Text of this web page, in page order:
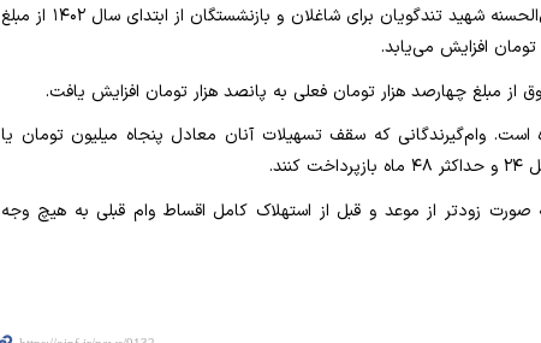
براساس این گزارش، سقف تسهیلات صندوق قرض‌الحسنه شهید تندگویان برای شاغلان و بازنشستگان از ابتدای سال ۱۴۰۲ از مبلغ
مبلغ چهارصد هزار تومان فعلی به پانصد هزار تومان افزایش یافت.
تسهیلات اعطایی ۳۶ و ۴۸ ماه است. وام‌گیرندگانی که سقف تسهیلات آنان معادل پنجاه میلیون تومان یا
جدید به صورت زودتر از موعد و قبل از استهلاک کامل اقساط وام قبلی به هیچ وجه